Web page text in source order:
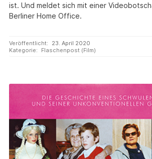
ist. Und meldet sich mit einer
Berliner Home Office.
Veröffentlicht:
23. April 2020
Kategorie:
Flaschenpost (Film)